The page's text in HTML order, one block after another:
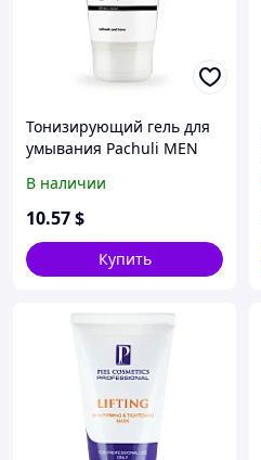
Тонизирующий гель для
умывания Pachuli MEN
В наличии
10.57$
Купить